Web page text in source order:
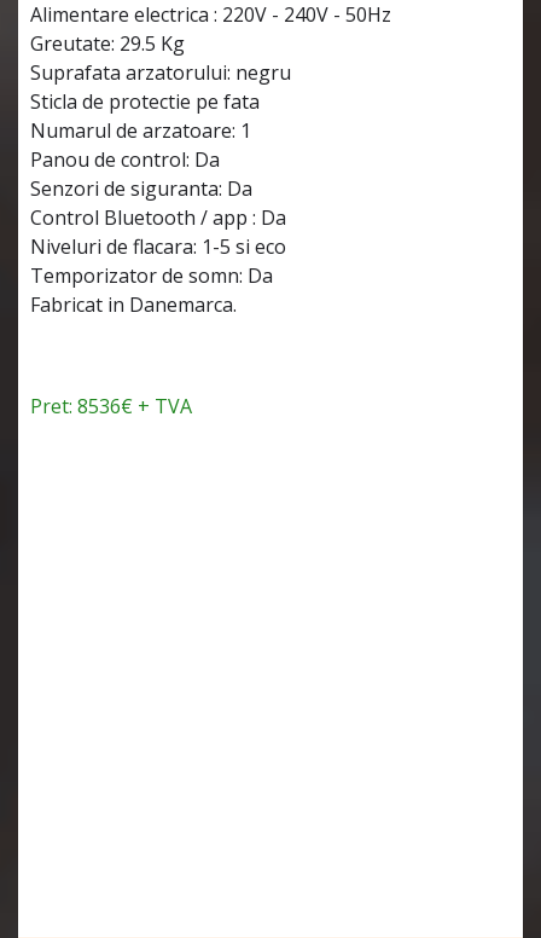
Alimentare electrica : 220V - 240V - 50Hz
Greutate: 29.5 Kg
Suprafata arzatorului: negru
Sticla de protectie pe fata
Numarul de arzatoare: 1
Panou de control: Da
Senzori de siguranta: Da
Control Bluetooth / app : Da
Niveluri de flacara: 1-5 si eco
Temporizator de somn: Da
Fabricat in Danemarca.
Pret: 8536€ + TVA